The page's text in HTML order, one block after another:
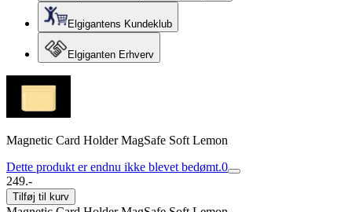
Elgigantens Kundeklub
Elgiganten Erhverv
Magnetic Card Holder MagSafe Soft Lemon
Dette produkt er endnu ikke blevet bedømt.0
249.-
Tilføj til kurv